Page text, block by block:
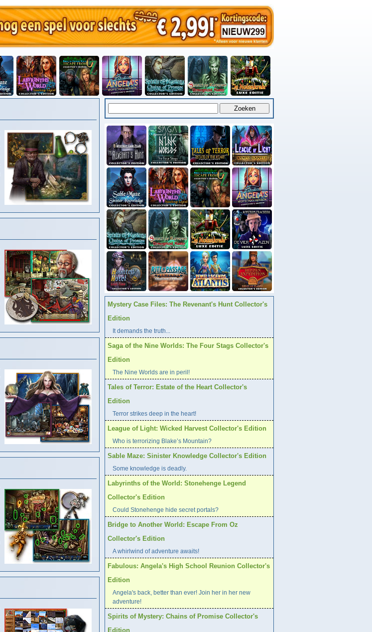
Mystery Case Files: The Revenant's Hunt Collector's
Edition
It demands the truth...
Saga of the Nine Worlds: The Four Stags Collector's
Edition
The Nine Worlds are in peril!
Tales of Terror: Estate of the Heart Collector's
Edition
Terror strikes deep in the heart!
League of Light: Wicked Harvest Collector's Edition
Who is terrorizing Blake’s Mountain?
Sable Maze: Sinister Knowledge Collector's Edition
Some knowledge is deadly.
Labyrinths of the World: Stonehenge Legend
Collector's Edition
Could Stonehenge hide secret portals?
Bridge to Another World: Escape From Oz
Collector's Edition
A whirlwind of adventure awaits!
Fabulous: Angela's High School Reunion Collector's
Edition
Angela's back, better than ever! Join her in her new
adventure!
Spirits of Mystery: Chains of Promise Collector's
Edition